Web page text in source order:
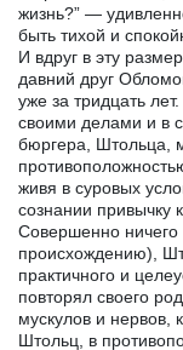
жизнь?” —
быть тихой и
И вдруг в эту
давний друг
уже за тридцать
своими делами и в
бюргера, Штольца,
живя в суровых
сознании привычку
Совершенно ничего
происхождению),
практичного и
повторял своего
мускулов и нервов,
Штольц, в